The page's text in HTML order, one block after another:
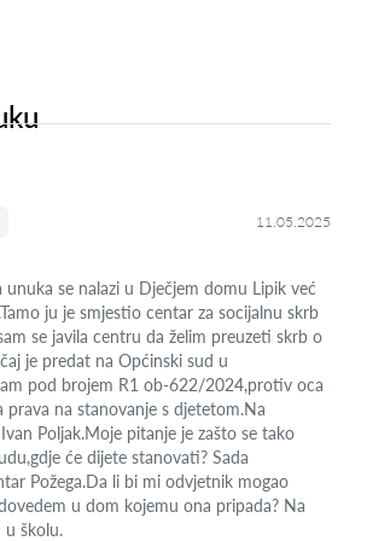
11.05.2025
unuka se nalazi u Dječjem domu Lipik već
ju je smjestio centar za socijalnu skrb
se javila centru da želim preuzeti skrb o
je predat na Općinski sud u
pod brojem R1 ob-622/2024,protiv oca
prava na stanovanje s djetetom.Na
Poljak.Moje pitanje je zašto se tako
će dijete stanovati? Sada
Požega.Da li bi mi odvjetnik mogao
u dom kojemu ona pripada? Na
u školu.